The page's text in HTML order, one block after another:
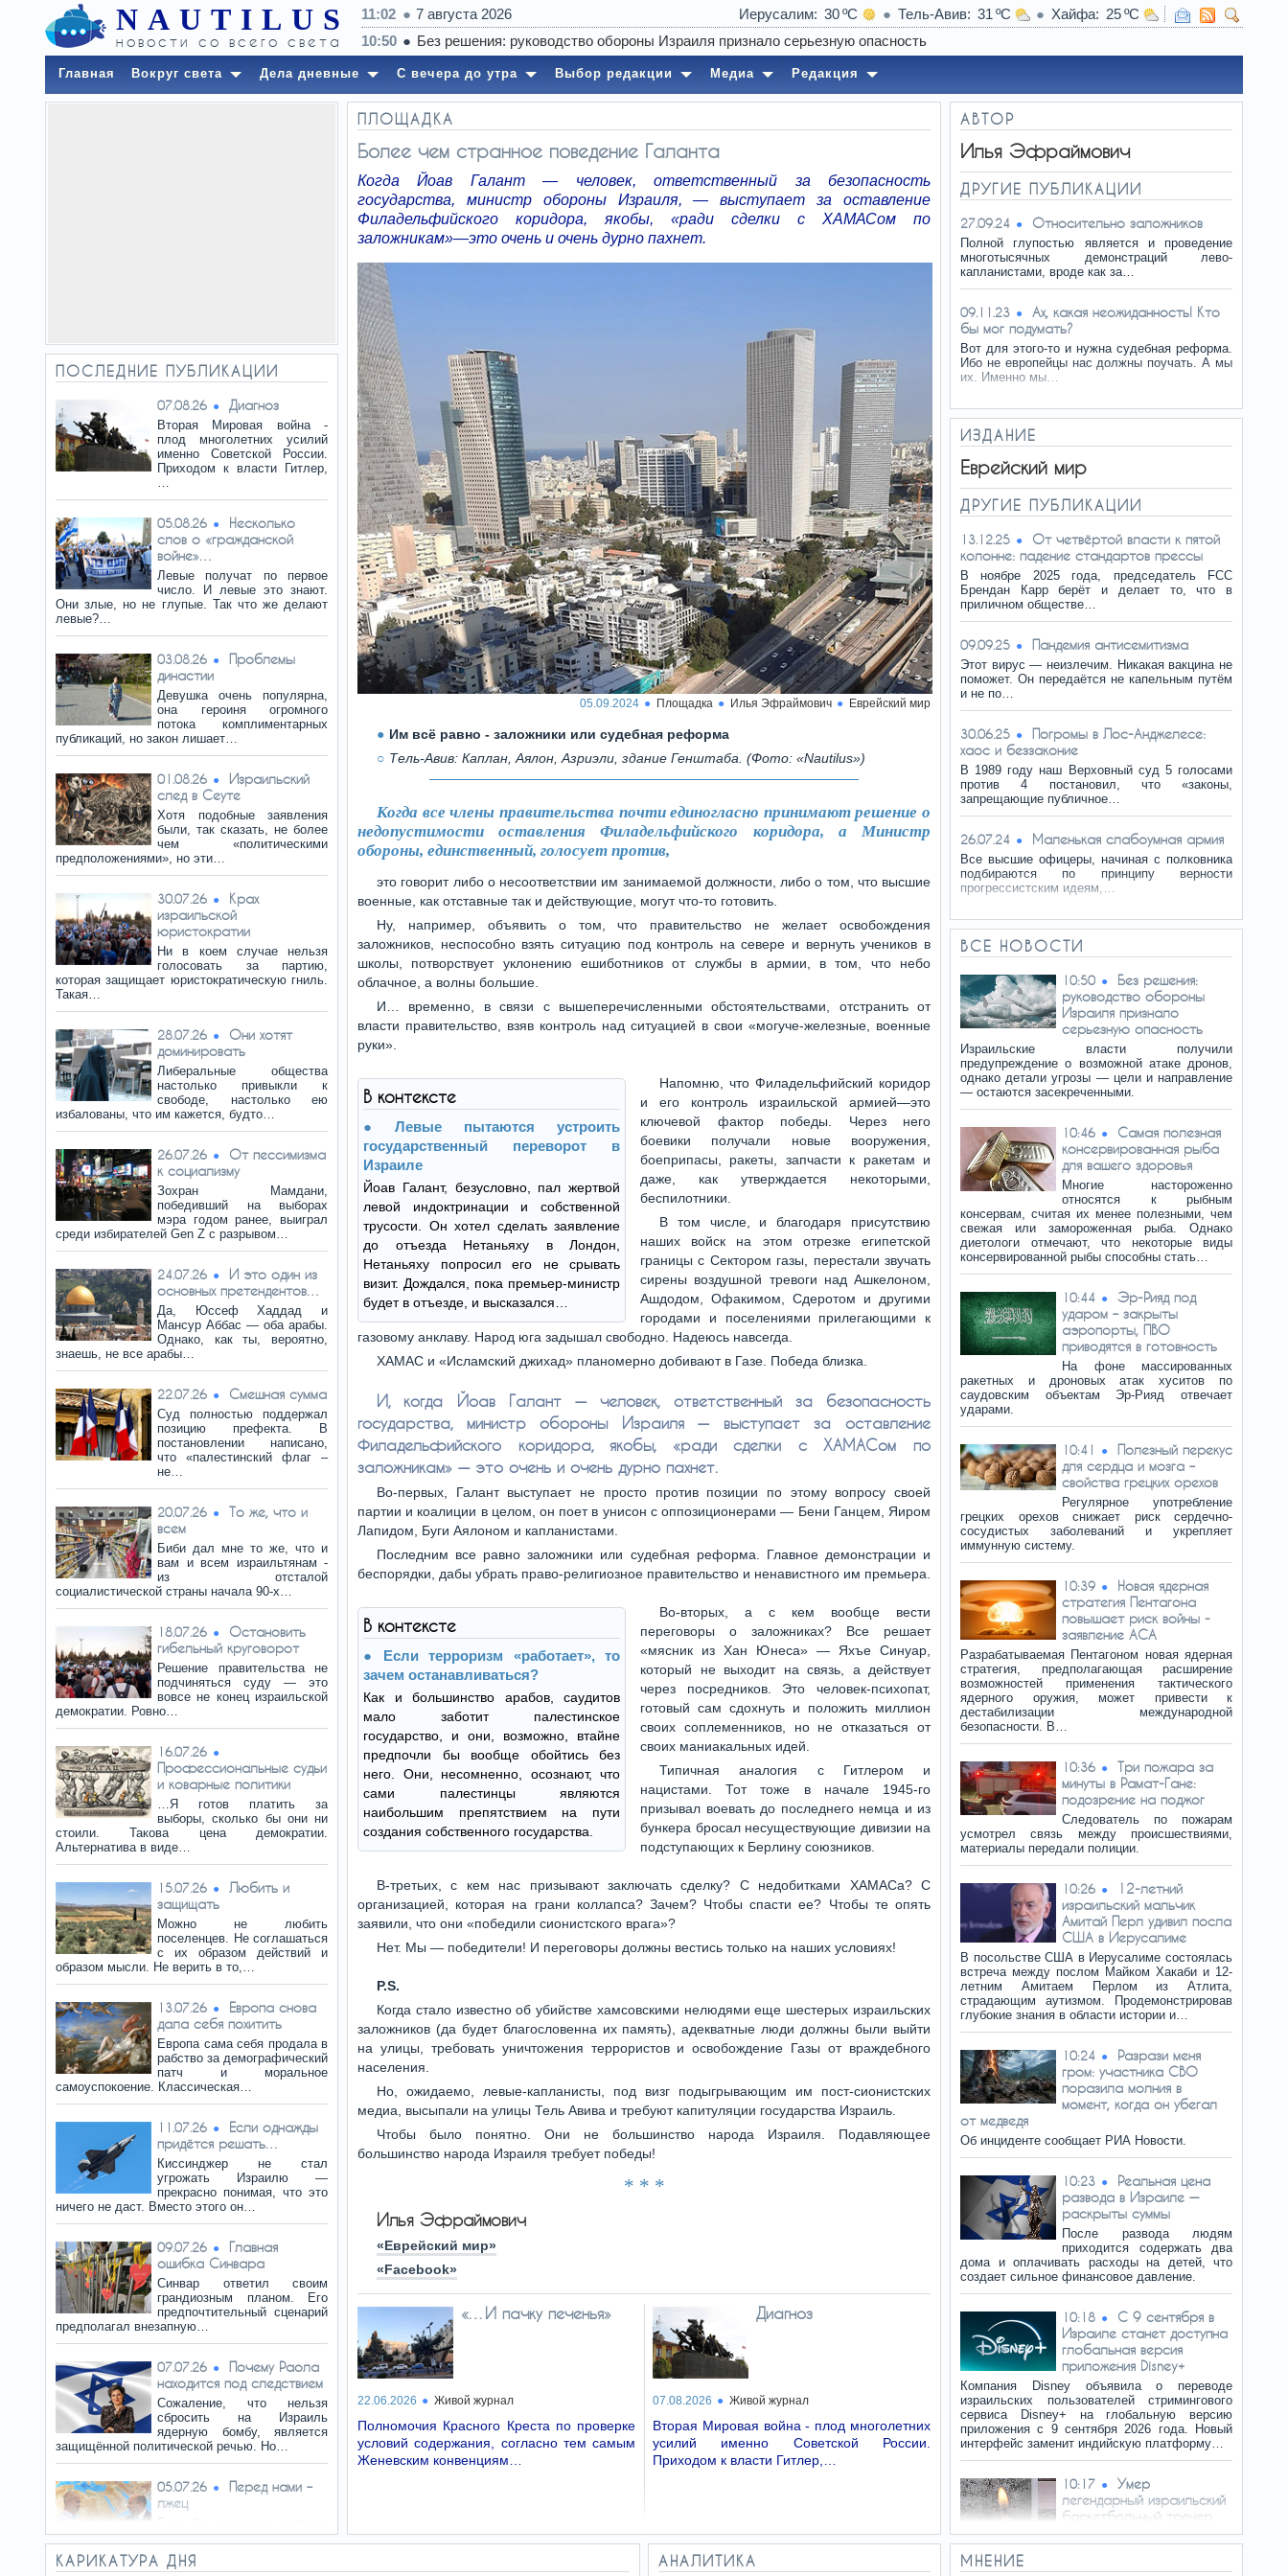
NAUTILUS
новости со всего света
11:02 7 августа 2026 Иерусалим 30 Тель-Авив 31 Хайфа
25
Главная Вокруг света Дела дневные С вечера до утра Выбор редакции Медиа Редакция
ПОСЛЕДНИЕ ПУБЛИКАЦИИ
07.08.26 Диагноз
Вторая Мировая война -
плод многолетних усилий
именно Советской России.
Приходом к власти Гитлер,
…
05.08.26
Несколько
слов о «гражданской
войне»…
Левые получат по первое
число. И левые это знают.
Они злые, но не глупые. Так что же делают
левые?…
03.08.26
Проблемы
династии
Девушка очень популярна,
она героиня огромного
потока комплиментарных
публикаций, но закон лишает…
01.08.26
Израильский
след в Сеуте
Хотя подобные заявления
были, так сказать, не более
чем «политическими
предположениями», но эти…
30.07.26
Крах
израильской
юристократии
Ни в коем случае нельзя
голосовать за партию,
которая защищает юристократическую гниль.
Такая…
28.07.26
Они хотят
доминировать
Либеральные общества
настолько привыкли к
свободе, настолько ею
избалованы, что им кажется, будто…
26.07.26
От пессимизма
к социализму
Зохран Мамдани,
победивший на выборах
мэра годом ранее, выиграл
среди избирателей Gen Z с разрывом…
24.07.26
И это один из
основных претендентов…
Да, Юссеф Хаддад и
Мансур Аббас — оба арабы.
Однако, как ты, вероятно,
знаешь, не все арабы…
22.07.26 Смешная сумма
Суд полностью поддержал
позицию префекта. В
постановлении написано,
что «палестинский флаг –
не…
20.07.26
То же, что и
всем
Биби дал мне то же, что и
вам и всем израильтянам -
из отсталой
социалистической страны начала 90-х…
18.07.26
Остановить
гибельный круговорот
Решение правительства не
подчиняться суду — это
вовсе не конец израильской
демократии. Ровно…
16.07.26
Профессиональные судьи
и коварные политики
…Я готов платить за
выборы, сколько бы они ни
стоили. Такова цена демократии.
Альтернатива в виде…
15.07.26
Любить и
защищать
Можно не любить
поселенцев. Не соглашаться
с их образом действий и
образом мысли. Не верить в то,…
13.07.26
Европа снова
дала себя похитить
Европа сама себя продала в
рабство за демографический
патч и моральное
самоуспокоение. Классическая…
11.07.26
Если однажды
придётся решать…
Киссинджер не стал
угрожать Израилю —
прекрасно понимая, что это
ничего не даст. Вместо этого он…
09.07.26
Главная
ошибка Синвара
Синвар ответил своим
грандиозным планом. Его
предпочтительный сценарий
предполагал внезапную…
07.07.26
Почему Раола
находится под следствием
Сожаление, что нельзя
сбросить на Израиль
ядерную бомбу, является
защищённой политической речью. Но…
05.07.26
Перед нами –
лжец
Если бы командиру дивизии
действительно сообщили,
что ХАМАС готовит
масштабное наступление по всему…
ПЛОЩАДКА
Более чем странное поведение Галанта
Когда Йоав Галант — человек, ответственный за безопасность
государства, министр обороны Израиля, — выступает за оставление
Филадельфийского коридора, якобы, «ради сделки с ХАМАСом по
заложникам»—это очень и очень дурно пахнет.
05.09.2024 Площадка Илья Эфраймович Еврейский мир
Им всё равно - заложники или судебная реформа
Тель-Авив: Каплан, Аялон, Азриэли, здание Генштаба. (Фото: «Nautilus»)
Когда все члены правительства почти единогласно принимают решение о
недопустимости оставления Филадельфийского коридора, а Министр
обороны, единственный, голосует против,
это говорит либо о несоответствии им занимаемой должности, либо о том, что высшие
военные, как отставные так и действующие, могут что-то готовить.
Ну, например, объявить о том, что правительство не желает освобождения
заложников, неспособно взять ситуацию под контроль на севере и вернуть учеников в
школы, потворствует уклонению ешиботников от службы в армии, в том, что небо
облачное, а волны большие.
И… временно, в связи с вышеперечисленными обстоятельствами, отстранить от
власти правительство, взяв контроль над ситуацией в свои «могуче-железные, военные
руки».
В контексте
Левые пытаются устроить
государственный переворот в
Израиле
Йоав Галант, безусловно, пал жертвой
левой индоктринации и собственной
трусости. Он хотел сделать заявление
до отъезда Нетаньяху в Лондон,
Нетаньяху попросил его не срывать
визит. Дождался, пока премьер-министр
будет в отъезде, и высказался…
Напомню, что Филадельфийский коридор
и его контроль израильской армией—это
ключевой фактор победы. Через него
боевики получали новые вооружения,
боеприпасы, ракеты, запчасти к ракетам и
даже, как утверждается некоторыми,
беспилотники.
В том числе, и благодаря присутствию
наших войск на этом отрезке египетской
границы с Сектором газы, перестали звучать
сирены воздушной тревоги над Ашкелоном,
Ашдодом, Офакимом, Сдеротом и другими
городами и поселениями прилегающими к
газовому анклаву. Народ юга задышал свободно. Надеюсь навсегда.
ХАМАС и «Исламский джихад» планомерно добивают в Газе. Победа близка.
И, когда Йоав Галант — человек, ответственный за безопасность
государства, министр обороны Израиля — выступает за оставление
Филадельфийского коридора, якобы, «ради сделки с ХАМАСом по
заложникам» — это очень и очень дурно пахнет.
Во-первых, Галант выступает не просто против позиции по этому вопросу своей
партии и коалиции в целом, он поет в унисон с оппозиционерами — Бени Ганцем, Яиром
Лапидом, Буги Аялоном и капланистами.
Последним все равно заложники или судебная реформа. Главное демонстрации и
беспорядки, дабы убрать право-религиозное правительство и ненавистного им премьера.
В контексте
Если терроризм «работает», то
зачем останавливаться?
Как и большинство арабов, саудитов
мало заботит палестинское
государство, и они, возможно, втайне
предпочли бы вообще обойтись без
него. Они, несомненно, осознают, что
сами палестинцы являются
наибольшим препятствием на пути
создания собственного государства.
Во-вторых, а с кем вообще вести
переговоры о заложниках? Все решает
«мясник из Хан Юнеса» — Яхъе Синуар,
который не выходит на связь, а действует
через посредников. Это человек-психопат,
готовый сам сдохнуть и положить миллион
своих соплеменников, но не отказаться от
своих маниакальных идей.
Типичная аналогия с Гитлером и
нацистами. Тот тоже в начале 1945-го
призывал воевать до последнего немца и из
бункера бросал несуществующие дивизии на
подступающих к Берлину союзников.
В-третьих, с кем нас призывают заключать сделку? С недобитками ХАМАСа? С
организацией, которая на грани коллапса? Зачем? Чтобы спасти ее? Чтобы те опять
заявили, что они «победили сионистского врага»?
Нет. Мы — победители! И переговоры должны вестись только на наших условиях!
P.S.
Когда стало известно об убийстве хамсовскими нелюдями еще шестерых израильских
заложников (да будет благословенна их память), адекватные люди должны были выйти
на улицы, требовать уничтожения террористов и освобождение Газы от враждебного
населения.
Но, ожидаемо, левые-капланисты, под визг подыгрывающим им пост-сионистских
медиа, высыпали на улицы Тель Авива и требуют капитуляции государства Израиль.
Чтобы было понятно. Они не большинство народа Израиля. Подавляющее
большинство народа Израиля требует победы!
* * *
Илья Эфраймович
«Еврейский мир»
«Facebook»
«…И пачку печенья»
22.06.2026 Живой журнал
Полномочия Красного Креста по проверке
условий содержания, согласно тем самым
Женевским конвенциям…
Диагноз
07.08.2026 Живой журнал
Вторая Мировая война - плод многолетних
усилий именно Советской России.
Приходом к власти Гитлер,…
АВТОР
Илья Эфраймович
ДРУГИЕ ПУБЛИКАЦИИ
27.09.24 Относительно заложников
Полной глупостью является и проведение
многотысячных демонстраций лево-
капланистами, вроде как за…
09.11.23
Ах, какая неожиданность! Кто
бы мог подумать?
Вот для этого-то и нужна судебная реформа.
Ибо не европейцы нас должны поучать. А мы
их. Именно мы…
ИЗДАНИЕ
Еврейский мир
ДРУГИЕ ПУБЛИКАЦИИ
13.12.25
От четвёртой власти к пятой
колонне: падение стандартов прессы
В ноябре 2025 года, председатель FCC
Брендан Карр берёт и делает то, что в
приличном обществе…
09.09.25 Пандемия антисемитизма
Этот вирус — неизлечим. Никакая вакцина не
поможет. Он передаётся не капельным путём
и не по…
30.06.25
Погромы в Лос-Анджелесе:
хаос и беззаконие
В 1989 году наш Верховный суд 5 голосами
против 4 постановил, что «законы,
запрещающие публичное…
26.07.24 Маленькая слабоумная армия
Все высшие офицеры, начиная с полковника
подбираются по принципу верности
прогрессистским идеям,…
ВСЕ НОВОСТИ
10:50
Без решения:
руководство обороны
Израиля признало
серьезную опасность
Израильские власти получили
предупреждение о возможной атаке дронов,
однако детали угрозы — цели и направление
— остаются засекреченными.
10:46
Самая полезная
консервированная рыба
для вашего здоровья
Многие настороженно
относятся к рыбным
консервам, считая их менее полезными, чем
свежая или замороженная рыба. Однако
диетологи отмечают, что некоторые виды
консервированной рыбы способны стать…
10:44
Эр-Рияд под
ударом – закрыты
аэропорты, ПВО
приводятся в готовность
На фоне массированных
ракетных и дроновых атак хуситов по
саудовским объектам Эр-Рияд отвечает
ударами.
10:41
Полезный перекус
для сердца и мозга –
свойства грецких орехов
Регулярное употребление
грецких орехов снижает риск сердечно-
сосудистых заболеваний и укрепляет
иммунную систему.
10:39
Новая ядерная
стратегия Пентагона
повышает риск войны -
заявление ACA
Разрабатываемая Пентагоном новая ядерная
стратегия, предполагающая расширение
возможностей применения тактического
ядерного оружия, может привести к
дестабилизации международной
безопасности. В…
10:36
Три пожара за
минуты в Рамат-Гане:
подозрение на поджог
Следователь по пожарам
усмотрел связь между происшествиями,
материалы передали полиции.
10:26
12-летний
израильский мальчик
Амитай Перл удивил посла
США в Иерусалиме
В посольстве США в Иерусалиме состоялась
встреча между послом Майком Хакаби и 12-
летним Амитаем Перлом из Атлита,
страдающим аутизмом. Продемонстрировав
глубокие знания в области истории и…
10:24
Разрази меня
гром: участника СВО
поразила молния в
момент, когда он убегал
от медведя
Об инциденте сообщает РИА Новости.
10:23
Реальная цена
развода в Израиле —
раскрыты суммы
После развода людям
приходится содержать два
дома и оплачивать расходы на детей, что
создает сильное финансовое давление.
10:18
C 9 сентября в
Израиле станет доступна
глобальная версия
приложения Disney+
Компания Disney объявила о переводе
израильских пользователей стримингового
сервиса Disney+ на глобальную версию
приложения с 9 сентября 2026 года. Новый
интерфейс заменит индийскую платформу…
10:17
Умер
легендарный израильский
баскетбольный тренер
6 августа на 95-м году жизни
израильский баскетбольный тренер Шимон
КАРИКАТУРА ДНЯ АНАЛИТИКА МНЕНИЕ